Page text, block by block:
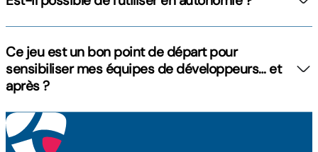
Ce jeu est un bon point de départ pour
sensibiliser mes équipes de développeurs… et
après ?